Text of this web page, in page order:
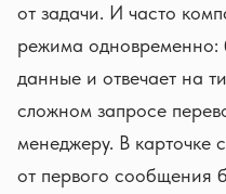
от задачи. И часто
режима одновременно:
данные и отвечает на
сложном запросе
менеджеру. В карточке
от первого сообщения